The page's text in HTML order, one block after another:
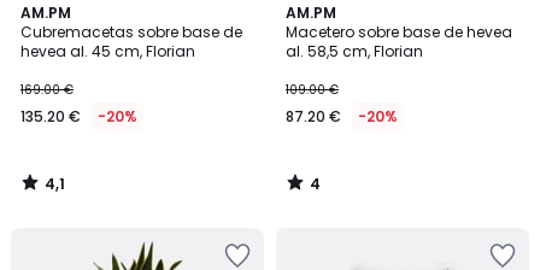
AM.PM
Cubremacetas sobre base de
hevea al. 45 cm, Florian
169.00 €
135.20 € -20%
4,1
/ 5
4,1
/
AM.PM
Macetero sobre base de hevea
al. 58,5 cm, Florian
109.00 €
87.20 € -20%
4
/
5
4
/